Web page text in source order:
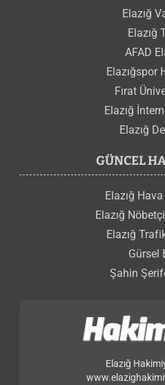
Elazığ
Elazığ
AFAD
Elazığspor
Fırat
Elazığ
Elazığ
GÜNCEL
Elazığ
Elazığ
Elazığ
Gürsel
Şahin
Elazığ